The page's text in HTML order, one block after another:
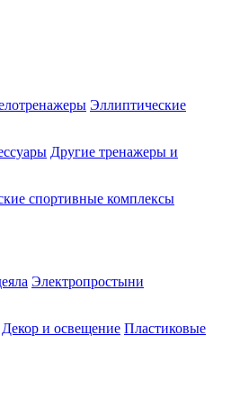
Эллиптические
Другие тренажеры и
спортивные комплексы
Электропростыни
Декор и освещение Пластиковые